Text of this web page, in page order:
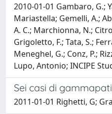
2010-01-01 Gambaro, G.;
Mariastella; Gemelli, A.;
A. C.; Marchionna, N.;
Grigoletto, F.; Tata, S.;
Meneghel, G.; Conz, P.;
Lupo, Antonio; INCIPE
Sei casi di
2011-01-01 Righetti, G;